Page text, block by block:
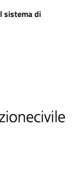
sistema di